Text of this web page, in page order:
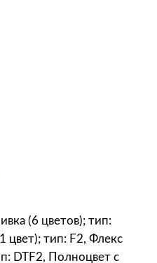
(6 цветов); тип:
цвет); тип: F2, Флекс
DTF2, Полноцвет с